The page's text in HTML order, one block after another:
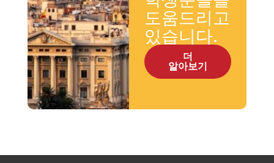
도움드리고
있습니다.
더
알아보기